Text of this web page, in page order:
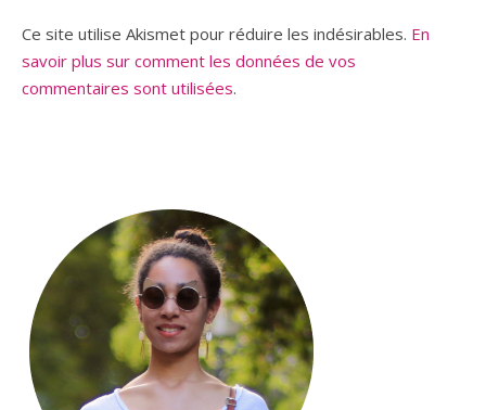
Ce site utilise Akismet pour réduire les indésirables. En
savoir plus sur comment les données de vos
commentaires sont utilisées.